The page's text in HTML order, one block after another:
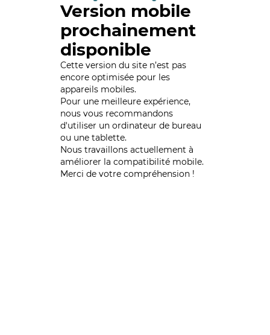
Version mobile
prochainement
disponible
Cette version du site n’est pas
encore optimisée pour les
appareils mobiles.
Pour une meilleure expérience,
nous vous recommandons
d'utiliser un ordinateur de bureau
ou une tablette.
Nous travaillons actuellement à
améliorer la compatibilité mobile.
Merci de votre compréhension !